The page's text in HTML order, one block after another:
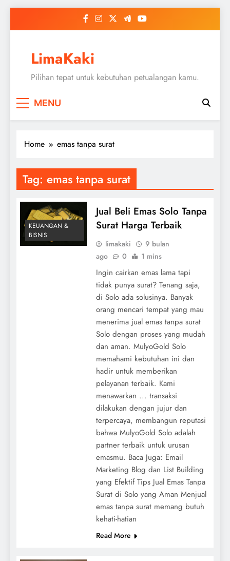
LimaKaki
Pilihan tepat untuk kebutuhan petualangan kamu.
MENU
Home emas tanpa surat
Tag: emas tanpa surat
KEUANGAN &
BISNIS
Jual Beli Emas Solo Tanpa
Surat Harga Terbaik
limakaki
9 bulan
ago
0 1 mins
Ingin cairkan emas lama tapi
tidak punya surat? Tenang saja,
di Solo ada solusinya. Banyak
orang mencari tempat yang mau
menerima jual emas tanpa surat
Solo dengan proses yang mudah
dan aman. MulyoGold Solo
memahami kebutuhan ini dan
hadir untuk memberikan
pelayanan terbaik. Kami
menawarkan ... transaksi
dilakukan dengan jujur dan
terpercaya, membangun reputasi
bahwa MulyoGold Solo adalah
partner terbaik untuk urusan
emasmu. Baca Juga: Email
Marketing Blog dan List Building
yang Efektif Tips Jual Emas Tanpa
Surat di Solo yang Aman Menjual
emas tanpa surat memang butuh
kehati-hatian
Read More